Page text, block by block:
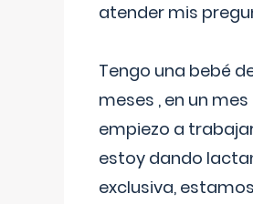
atender mis
Tengo una bebé
meses , en un mes
empiezo a
estoy dando
exclusiva, estamos